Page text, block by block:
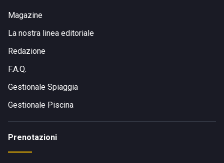
Magazine
La nostra linea editoriale
Redazione
F.A.Q.
Gestionale Spiaggia
Gestionale Piscina
Prenotazioni